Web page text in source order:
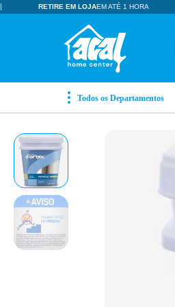
RETIRE EM LOJAEM ATÉ 1 HORA
TERMOS MAIS BUSCADOS
pisos revestimentos
2º ceramica
3º tinta
4º porcelanato
5º revestimento
6º vaso sanitário
7º pia